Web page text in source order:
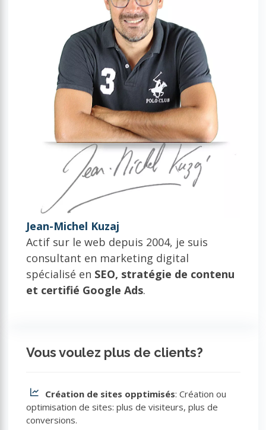
Jean-Michel Kuzaj
Actif sur le web depuis 2004, je suis
consultant en marketing digital
spécialisé en SEO, stratégie de contenu
et certifié Google Ads.
Vous voulez plus de clients?
Création de sites opptimisés: Création ou
optimisation de sites: plus de visiteurs, plus de
conversions.